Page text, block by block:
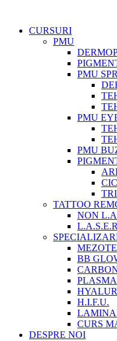
CURSURI
PMU
PMU
PMU
PMU
TATTOO
NON
BB
H.I.F.U.
CURS
DESPRE NOI